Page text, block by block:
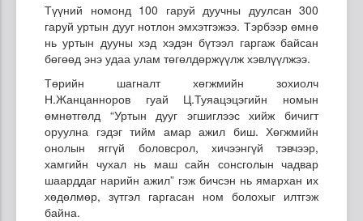
Түүний номонд 100 гаруй дуучны дуулсан 300
гаруй уртын дууг нотлон эмхэтгэжээ. Тэрбээр өмнө
нь уртын дууны хэд хэдэн бүтээл гаргаж байсан
бөгөөд энэ удаа улам төгөлдөржүүлж хэвлүүлжээ.
Төрийн шагналт хөгжмийн зохиолч
Н.Жанцанноров гуай Ц.Туяацэцэгийн номын
өмнөтгөлд “Уртын дууг эгшиглээс хийж бичигт
оруулна гэдэг тийм амар ажил биш. Хөгжмийн
онолын яггүй боловсрол, хичээнгүй тэвчээр,
хамгийн чухал нь маш сайн сонсголын чадвар
шаарддаг нарийн ажил” гэж бичсэн нь ямархан их
хөдөлмөр, зүтгэл гаргасан ном болохыг илтгэж
байна.